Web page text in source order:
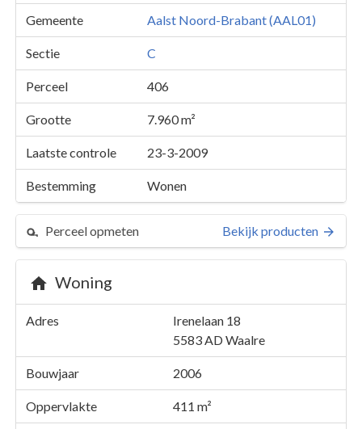
Gemeente Aalst Noord-Brabant (AAL01)
Sectie C
Perceel 406
Grootte 7.960 m²
Laatste controle 23-3-2009
Bestemming Wonen
Perceel opmeten Bekijk producten
Woning
Adres
Irenelaan 18
5583 ADWaalre
Bouwjaar 2006
Oppervlakte 411 m²
Perceel 406
Kaarten en rapporten